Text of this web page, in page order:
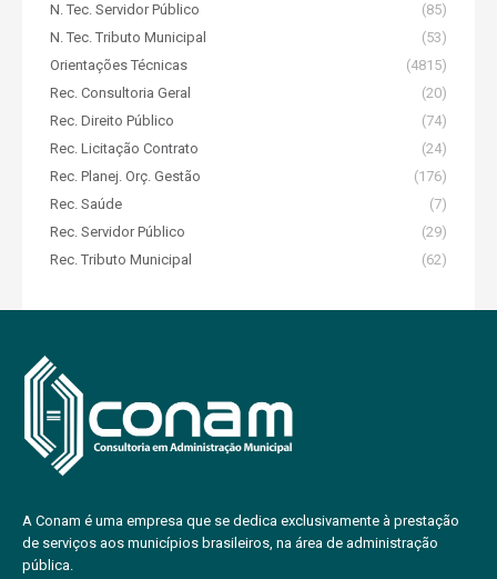
N. Tec. Servidor Público
(85)
N. Tec. Tributo Municipal
(53)
Orientações Técnicas
(4815)
Rec. Consultoria Geral
(20)
Rec. Direito Público
(74)
Rec. Licitação Contrato
(24)
Rec. Planej. Orç. Gestão
(176)
Rec. Saúde
(7)
Rec. Servidor Público
(29)
Rec. Tributo Municipal
(62)
A Conam é uma empresa que se dedica exclusivamente à prestação
de serviços aos municípios brasileiros, na área de administração
pública.